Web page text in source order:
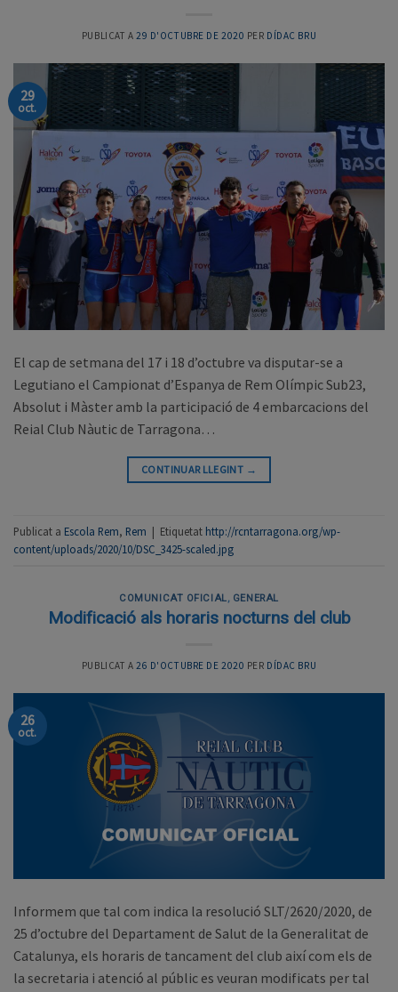
PUBLICAT A29 D'OCTUBRE DE 2020 PER DÍDAC BRU
29
oct.
El cap de setmana del 17 i 18 d’octubre va disputar-se a
Legutiano el Campionat d’Espanya de Rem Olímpic Sub23,
Absolut i Màster amb la participació de 4 embarcacions del
Reial Club Nàutic de Tarragona…
CONTINUAR LLEGINT →
Publicat a Escola Rem, Rem | Etiquetat http://rcntarragona.org/wp-
content/uploads/2020/10/DSC_3425-scaled.jpg
COMUNICAT OFICIAL, GENERAL
Modificació als horaris nocturns del club
PUBLICAT A26 D'OCTUBRE DE 2020 PER DÍDAC BRU
26
oct.
Informem que tal com indica la resolució SLT/2620/2020, de
25 d’octubre del Departament de Salut de la Generalitat de
Catalunya, els horaris de tancament del club així com els de
la secretaria i atenció al públic es veuran modificats per tal